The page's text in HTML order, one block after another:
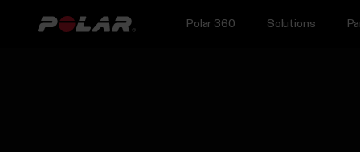
Polar 360 Solutions